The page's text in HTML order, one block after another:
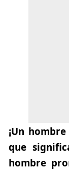
¡Un
que
hombre